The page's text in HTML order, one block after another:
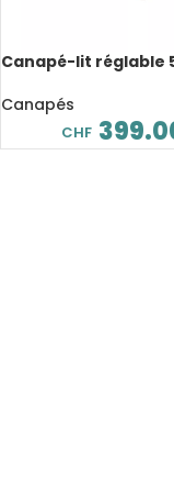
Canapé-lit réglable
relaxant, style
Canapés
CHF